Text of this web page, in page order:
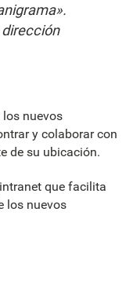
nuevos
y colaborar con
de su ubicación.
que facilita
los nuevos